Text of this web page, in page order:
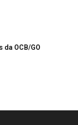
da OCB/GO